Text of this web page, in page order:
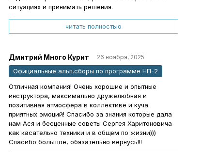
ситуациях и принимать решения.
Тарасову! Горит своим делом и это заражает,
вдохновляет. С таким тренером хочется становиться
запоминать и не подводить. Его честность, полное
отсутствие пафоса и надменности, чем страдают
именитые альпинисты, его поддержка, чувство
домашнему тёплая атмосфера — бесценны!!!
Сергей Харитонович, ван лав!
Спасибо Асеньке за участие, внимание к каждому,
за ценные советы, неравнодушие. И, конечно, за
невероятно разнообразные сны, от которых сводило
живот от смеха)
Думаю, что Maunting Guru притягивает только
читать полностью
Дмитрий Много Курит 26 ноября, 2025
Официальные альп.сборы по программе НП-2
Отличная компания! Очень хорошие и опытные
инструктора, максимально дружелюбная и
позитивная атмосфера в коллективе и куча
приятных эмоций! Спасибо за знания которые дала
нам Ася и бесценные советы Сергея Харитоновича
как касательно техники и в общем по жизни)))
Спасибо большое, обязательно вернусь!!!